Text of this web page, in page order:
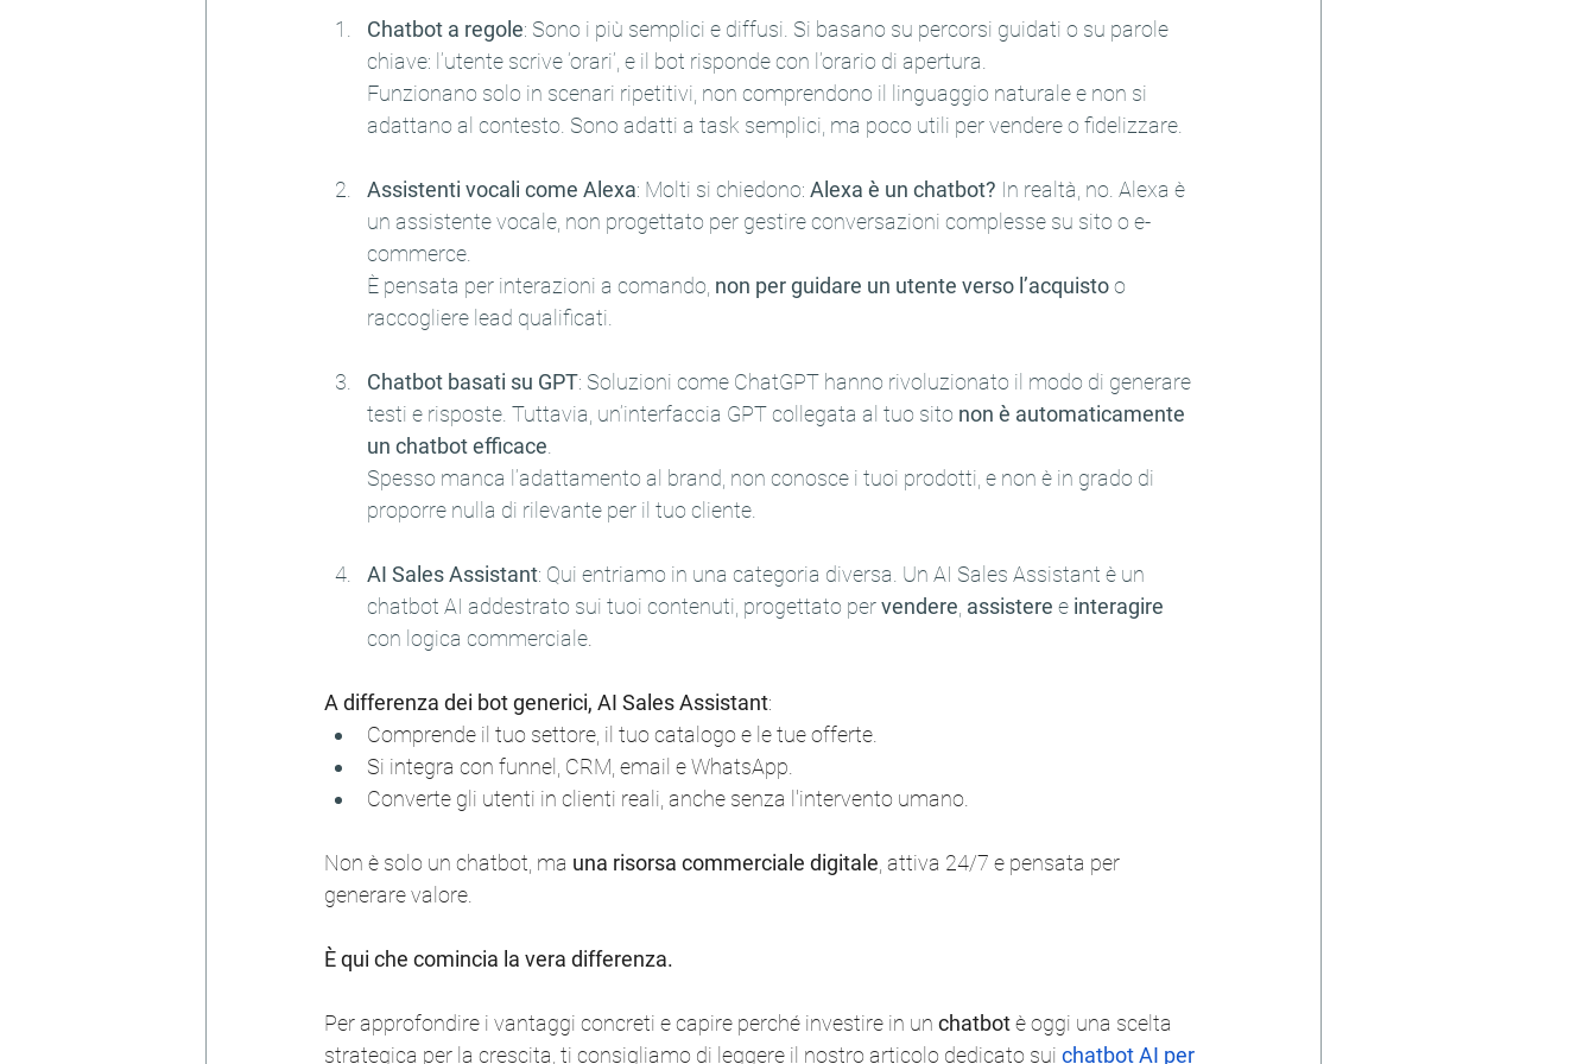
Chatbot a regole: Sono i più semplici e diffusi. Si basano su percorsi guidati o su parole
chiave: l’utente scrive ‘orari’, e il bot risponde con l’orario di apertura.
Funzionano solo in scenari ripetitivi, non comprendono il linguaggio naturale e non si
adattano al contesto. Sono adatti a task semplici, ma poco utili per vendere o fidelizzare.
Assistenti vocali come Alexa: Molti si chiedono: Alexa è un chatbot? In realtà, no. Alexa è
un assistente vocale, non progettato per gestire conversazioni complesse su sito o e-
commerce.
È pensata per interazioni a comando, non per guidare un utente verso l’acquisto o
raccogliere lead qualificati.
Chatbot basati su GPT: Soluzioni come ChatGPT hanno rivoluzionato il modo di generare
testi e risposte. Tuttavia, un’interfaccia GPT collegata al tuo sito non è automaticamente
un chatbot efficace
Spesso manca l’adattamento al brand, non conosce i tuoi prodotti, e non è in grado di
proporre nulla di rilevante per il tuo cliente.
AI Sales Assistant: Qui entriamo in una categoria diversa. Un AI Sales Assistant è un
chatbot AI addestrato sui tuoi contenuti, progettato per vendere assistere e interagire
con logica commerciale
A differenza dei bot generici, AI Sales Assistant:
Comprende il tuo settore, il tuo catalogo e le tue offerte.
Si integra con funnel, CRM, email e WhatsApp.
Converte gli utenti in clienti reali, anche senza l'intervento umano.
Non è solo un chatbot, ma una risorsa commerciale digitale , attiva 24/7 e pensata per
generare valore.
È qui che comincia la vera differenza.
Per approfondire i vantaggi concreti e capire perché investire in un chatbot è oggi una scelta
strategica per la crescita, ti consigliamo di leggere il nostro articolo dedicato sui chatbot AI per